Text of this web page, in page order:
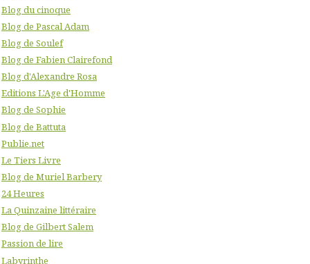
Blog du cinoque
Blog de Pascal Adam
Blog de Soulef
Blog de Fabien Clairefond
Blog d'Alexandre Rosa
Editions L'Age d'Homme
Blog de Sophie
Blog de Battuta
Publie.net
Le Tiers Livre
Blog de Muriel Barbery
24 Heures
La Quinzaine littéraire
Blog de Gilbert Salem
Passion de lire
Labyrinthe